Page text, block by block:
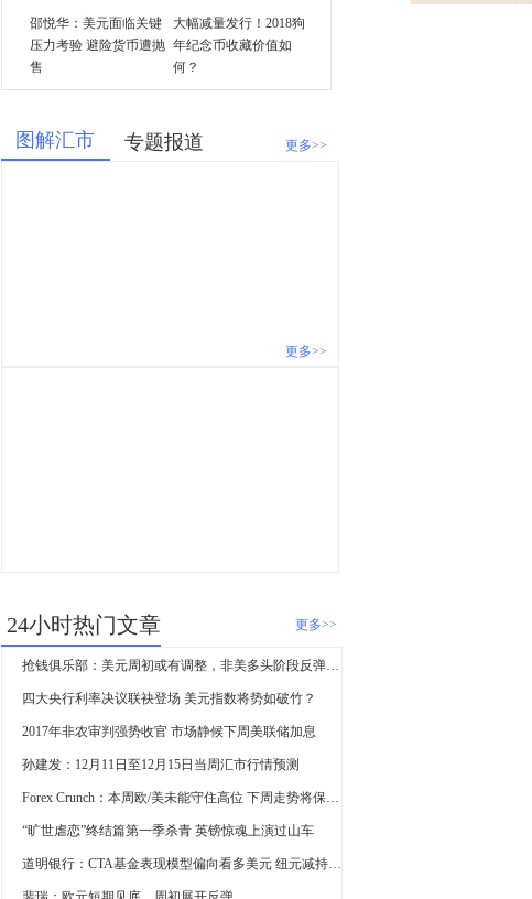
邵悦华：美元面临关键
压力考验 避险货币遭抛
售
大幅减量发行！2018狗
年纪念币收藏价值如
何？
国际：外汇投
图解汇市 专题报道 更多>>
更多>>
更多>>
24小时热门文章
抢钱俱乐部：美元周初或有调整，非美多头阶段反弹而已！
四大央行利率决议联袂登场 美元指数将势如破竹？
2017年非农审判强势收官 市场静候下周美联储加息
孙建发：12月11日至12月15日当周汇市行情预测
Forex Crunch：本周欧/美未能守住高位 下周走势将保持中性
“旷世虐恋”终结篇第一季杀青 英镑惊魂上演过山车
道明银行：CTA基金表现模型偏向看多美元 纽元减持幅度最大